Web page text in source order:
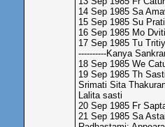
14 Sep 1985 Sa
15 Sep 1985 Su
16 Sep 1985 Mo
17 Sep 1985 Tu
----------Kanya
18 Sep 1985 We
19 Sep 1985 Th
Srimati Sita
Lalita sasti
20 Sep 1985 Fr
21 Sep 1985 Sa